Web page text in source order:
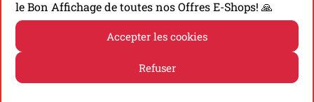
le Bon Affichage de toutes nos Offres E-Shops! 🙏
Accepter les cookies
Refuser
⬇️ -10% EN CLIQUANT SUR LA BANNIÈRE! ⬇️